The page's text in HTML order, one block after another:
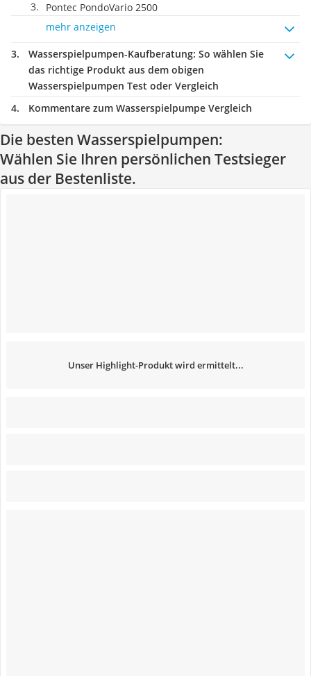
Pontec PondoVario 2500
mehr anzeigen
Wasserspielpumpen-Kaufberatung: So wählen Sie
das richtige Produkt aus dem obigen
Wasserspielpumpen Test oder Vergleich
Kommentare zum Wasserspielpumpe Vergleich
Die besten Wasserspielpumpen:
Wählen Sie Ihren persönlichen Testsieger
aus der Bestenliste.
Unser Highlight-Produkt wird ermittelt...